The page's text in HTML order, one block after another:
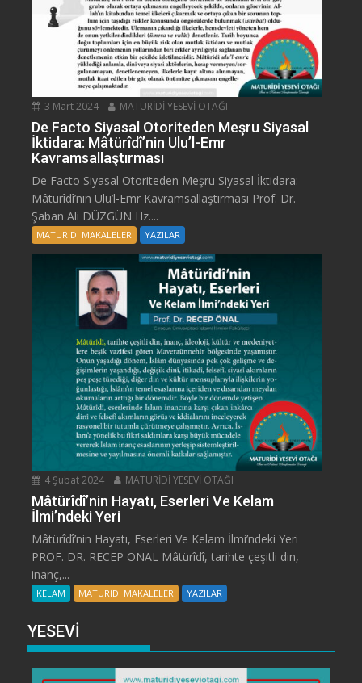
3 Mart 2024 MATURİDİ YESEVİ OTAĞI
De Facto Siyasal Otoriteden Meşru Siyasal
İktidara: Mâtürîdî’nin Ulu’l-Emr
Kavramsallaştırması
De Facto Siyasal Otoriteden Meşru Siyasal İktidara:
Mâtürîdî’nin Ulu’l-Emr Kavramsallaştırması Prof. Dr.
Şaban Ali DÜZGÜN Hz....
MATURİDİ MAKALELER YAZILAR
4 Şubat 2024 MATURİDİ YESEVİ OTAĞI
Mâtürîdî’nin Hayatı, Eserleri Ve Kelam
İlmi’ndeki Yeri
Mâtürîdî’nin Hayatı, Eserleri Ve Kelam İlmi’ndeki Yeri
PROF. DR. RECEP ÖNAL Mâtürîdî, tarihte çeşitli din,
inanç,...
KELAM MATURİDİ MAKALELER YAZILAR
YESEVİ